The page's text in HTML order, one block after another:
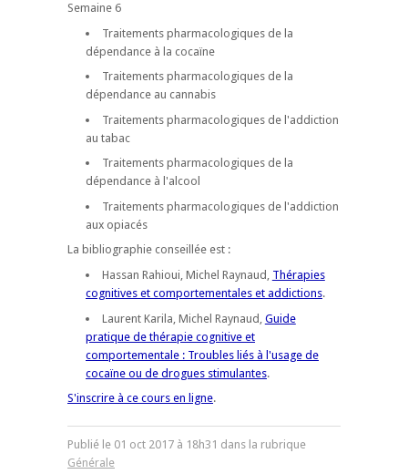
Semaine 6
Traitements pharmacologiques de la
dépendance à la cocaïne
Traitements pharmacologiques de la
dépendance au cannabis
Traitements pharmacologiques de l'addiction
au tabac
Traitements pharmacologiques de la
dépendance à l'alcool
Traitements pharmacologiques de l'addiction
aux opiacés
La bibliographie conseillée est :
Hassan Rahioui, Michel Raynaud, Thérapies
cognitives et comportementales et addictions.
Laurent Karila, Michel Raynaud, Guide
pratique de thérapie cognitive et
comportementale : Troubles liés à l'usage de
cocaïne ou de drogues stimulantes.
S'inscrire à ce cours en ligne.
Publié le 01 oct 2017 à 18h31 dans la rubrique
Générale